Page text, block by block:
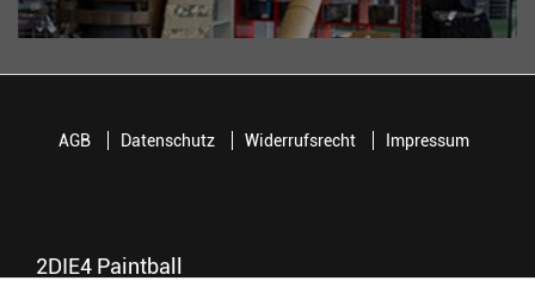
2DIE4 Paintball
AGB Datenschutz Widerrufsrecht Impressum